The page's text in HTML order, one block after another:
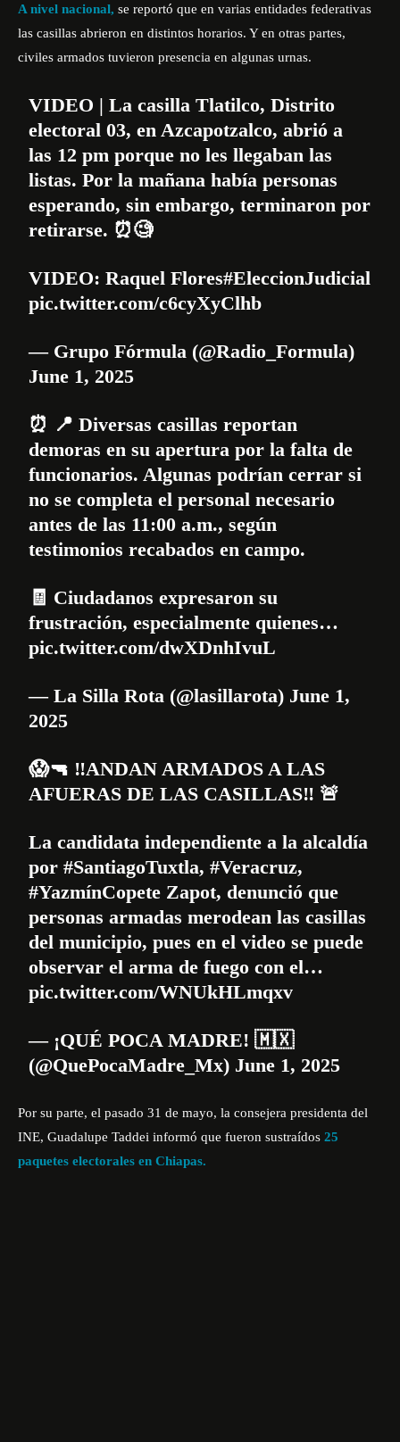
A nivel nacional, se reportó que en varias entidades federativas
las casillas abrieron en distintos horarios. Y en otras partes,
civiles armados tuvieron presencia en algunas urnas.
VIDEO | La casilla Tlatilco, Distrito
electoral 03, en Azcapotzalco, abrió a
las 12 pm porque no les llegaban las
listas. Por la mañana había personas
esperando, sin embargo, terminaron por
retirarse. ⏰🧐
VIDEO: Raquel Flores#EleccionJudicial
pic.twitter.com/c6cyXyClhb
— Grupo Fórmula (@Radio_Formula)
June 1, 2025
⏰ 📍 Diversas casillas reportan
demoras en su apertura por la falta de
funcionarios. Algunas podrían cerrar si
no se completa el personal necesario
antes de las 11:00 a.m., según
testimonios recabados en campo.
🧾 Ciudadanos expresaron su
frustración, especialmente quienes…
pic.twitter.com/dwXDnhIvuL
— La Silla Rota (@lasillarota) June 1,
2025
😱🔫 ‼️ANDAN ARMADOS A LAS
AFUERAS DE LAS CASILLAS‼️ 🚨
La candidata independiente a la alcaldía
por#SantiagoTuxtla,#Veracruz,
#YazmínCopete Zapot, denunció que
personas armadas merodean las casillas
del municipio, pues en el video se puede
observar el arma de fuego con el…
pic.twitter.com/WNUkHLmqxv
— ¡QUÉ POCA MADRE! 🇲🇽
(@QuePocaMadre_Mx) June 1, 2025
Por su parte, el pasado 31 de mayo, la consejera presidenta del
INE, Guadalupe Taddei informó que fueron sustraídos 25
paquetes electorales en Chiapas.